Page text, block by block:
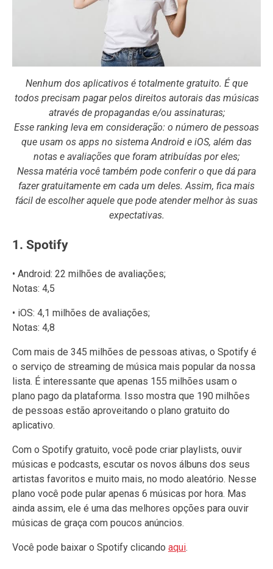
Nenhum dos aplicativos é totalmente gratuito. É que
todos precisam pagar pelos direitos autorais das músicas
através de propagandas e/ou assinaturas;
Esse ranking leva em consideração: o número de pessoas
que usam os apps no sistema Android e iOS, além das
notas e avaliações que foram atribuídas por eles;
Nessa matéria você também pode conferir o que dá para
fazer gratuitamente em cada um deles. Assim, fica mais
fácil de escolher aquele que pode atender melhor às suas
expectativas.
1. Spotify
• Android: 22 milhões de avaliações;
Notas: 4,5
• iOS: 4,1 milhões de avaliações;
Notas: 4,8
Com mais de 345 milhões de pessoas ativas, o Spotify é
o serviço de streaming de música mais popular da nossa
lista. É interessante que apenas 155 milhões usam o
plano pago da plataforma. Isso mostra que 190 milhões
de pessoas estão aproveitando o plano gratuito do
aplicativo.
Com o Spotify gratuito, você pode criar playlists, ouvir
músicas e podcasts, escutar os novos álbuns dos seus
artistas favoritos e muito mais, no modo aleatório. Nesse
plano você pode pular apenas 6 músicas por hora. Mas
ainda assim, ele é uma das melhores opções para ouvir
músicas de graça com poucos anúncios.
Você pode baixar o Spotify clicando aqui.